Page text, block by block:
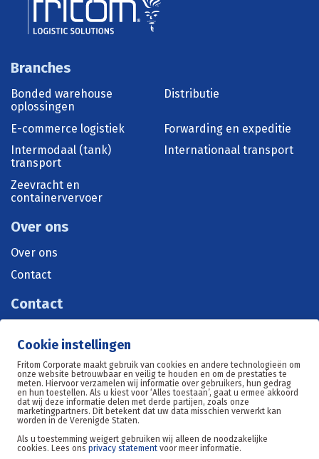
Cookie instellingen
Fritom Corporate maakt gebruik van cookies en andere technologieën om
onze website betrouwbaar en veilig te houden en om de prestaties te
meten. Hiervoor verzamelen wij informatie over gebruikers, hun gedrag
en hun toestellen. Als u kiest voor ‘Alles toestaan’, gaat u ermee akkoord
dat wij deze informatie delen met derde partijen, zoals onze
marketingpartners. Dit betekent dat uw data misschien verwerkt kan
worden in de Verenigde Staten.
Als u toestemming weigert gebruiken wij alleen de noodzakelijke
cookies. Lees onsprivacy statement voor meer informatie.
Branches
Bonded warehouse
oplossingen
Distributie
E-commerce logistiek
Forwarding en expeditie
Intermodaal (tank)
transport
Internationaal transport
Zeevracht en
containervervoer
Over ons
Over ons
Contact
Contact
sales@fritom.nl
Oosterom 11, 8602DE Sneek